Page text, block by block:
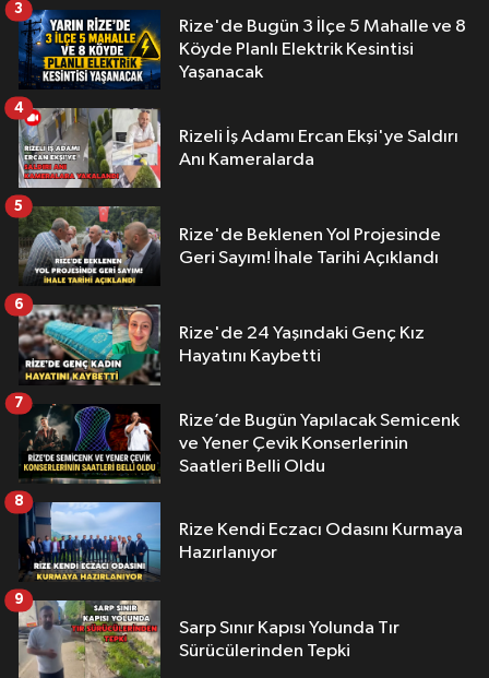
Rize'de Bugün 3 İlçe 5 Mahalle ve 8
Köyde Planlı Elektrik Kesintisi
Yaşanacak
3
Rizeli İş Adamı Ercan Ekşi'ye Saldırı
Anı Kameralarda
4
Rize'de Beklenen Yol Projesinde
Geri Sayım! İhale Tarihi Açıklandı
5
Rize'de 24 Yaşındaki Genç Kız
Hayatını Kaybetti
6
Rize’de Bugün Yapılacak Semicenk
ve Yener Çevik Konserlerinin
Saatleri Belli Oldu
7
Rize Kendi Eczacı Odasını Kurmaya
Hazırlanıyor
8
Sarp Sınır Kapısı Yolunda Tır
Sürücülerinden Tepki
9